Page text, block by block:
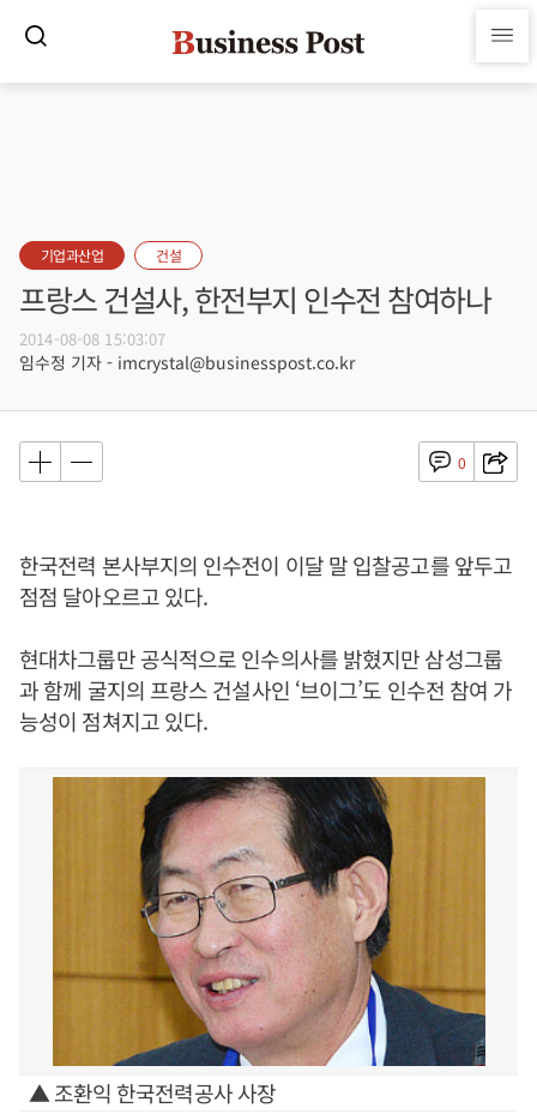
기업과산업 건설
프랑스 건설사, 한전부지 인수전 참여하나
2014-08-08 15:03:07
임수정 기자 - imcrystal@businesspost.co.kr
0
한국전력 본사부지의 인수전이 이달 말 입찰공고를 앞두고
점점 달아오르고 있다.
현대차그룹만 공식적으로 인수의사를 밝혔지만 삼성그룹
과 함께 굴지의 프랑스 건설사인 ‘브이그’도 인수전 참여 가
능성이 점쳐지고 있다.
▲ 조환익 한국전력공사 사장